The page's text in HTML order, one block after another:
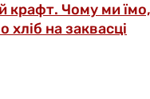
крафт. Чому ми
хліб на заквасці